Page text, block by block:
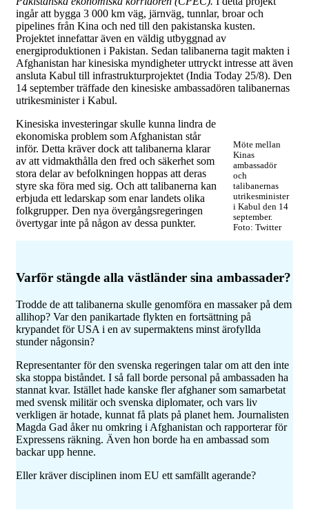
ingår att bygga 3 000 km väg, järnväg, tunnlar, broar och
pipelines från Kina och ned till den pakistanska kusten.
Projektet innefattar även en väldig utbyggnad av
energiproduktionen i Pakistan. Sedan talibanerna tagit makten i
Afghanistan har kinesiska myndigheter uttryckt intresse att även
ansluta Kabul till infrastrukturprojektet (India Today 25/8). Den
14 september träffade den kinesiske ambassadören talibanernas
utrikesminister i Kabul.
Möte mellan
Kinas
ambassadör
och
talibanernas
utrikesminister
i Kabul den 14
september.
Foto: Twitter
Kinesiska investeringar skulle kunna lindra de
ekonomiska problem som Afghanistan står
inför. Detta kräver dock att talibanerna klarar
av att vidmakthålla den fred och säkerhet som
stora delar av befolkningen hoppas att deras
styre ska föra med sig. Och att talibanerna kan
erbjuda ett ledarskap som enar landets olika
folkgrupper. Den nya övergångsregeringen
övertygar inte på någon av dessa punkter.
Varför stängde alla västländer sina ambassader?
Trodde de att talibanerna skulle genomföra en massaker på dem
allihop? Var den panikartade flykten en fortsättning på
krypandet för USA i en av supermaktens minst ärofyllda
stunder någonsin?
Representanter för den svenska regeringen talar om att den inte
ska stoppa biståndet. I så fall borde personal på ambassaden ha
stannat kvar. Istället hade kanske fler afghaner som samarbetat
med svensk militär och svenska diplomater, och vars liv
verkligen är hotade, kunnat få plats på planet hem. Journalisten
Magda Gad åker nu omkring i Afghanistan och rapporterar för
Expressens räkning. Även hon borde ha en ambassad som
backar upp henne.
Eller kräver disciplinen inom EU ett samfällt agerande?